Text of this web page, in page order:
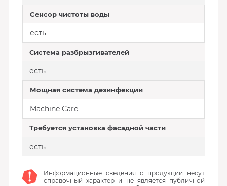
Cенсор чистоты воды
есть
Система разбрызгивателей
есть
Мощная система дезинфекции
Machine Care
Требуется установка фасадной части
есть
Информационные сведения о продукции несут
справочный характер и не является публичной